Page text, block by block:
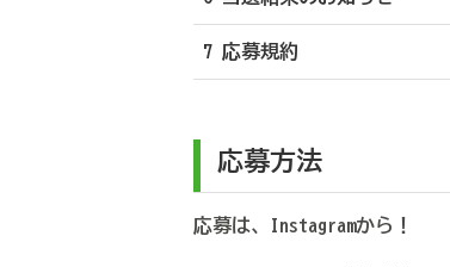
7 応募規約
応募方法
応募は、Instagramから！